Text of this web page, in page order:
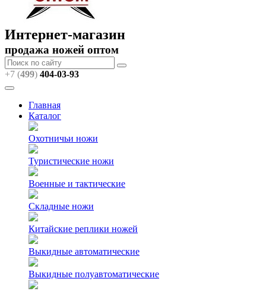
Интернет-магазин
продажа ножей оптом
+7 (499) 404-03-93
Главная
Каталог
Охотничьи ножи
Туристические ножи
Военные и тактические
Складные ножи
Китайские реплики ножей
Выкидные автоматические
Выкидные полуавтоматические